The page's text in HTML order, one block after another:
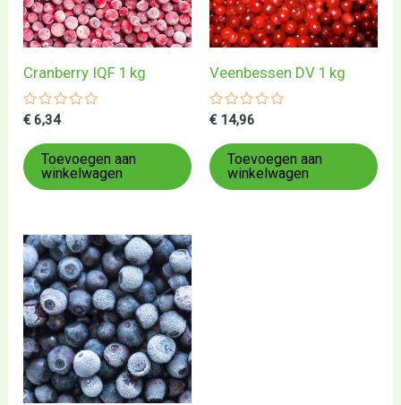
Cranberry IQF 1 kg
Gewaardeerd
uit
5
€ 6,34
Toevoegen aan
winkelwagen
Veenbessen DV 1 kg
Gewaardeerd
uit
5
€ 14,96
Toevoegen aan
winkelwagen